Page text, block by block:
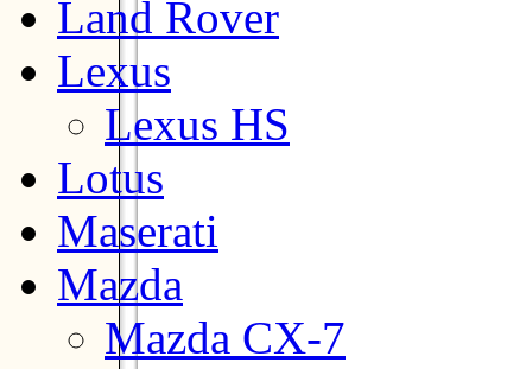
Land Rover
Lexus
Lexus HS
Lotus
Maserati
Mazda
Mazda CX-7